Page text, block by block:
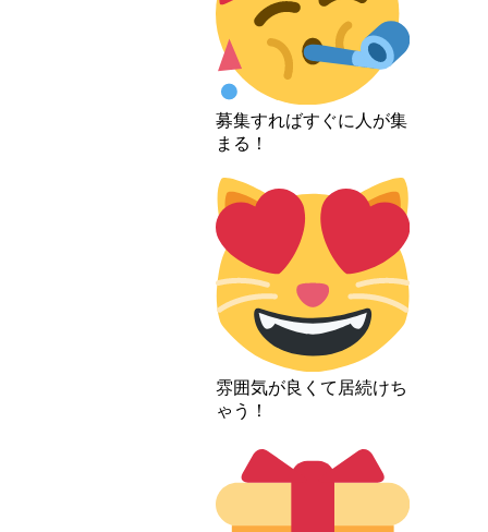
募集すればすぐに人が集
まる！
雰囲気が良くて居続けち
ゃう！